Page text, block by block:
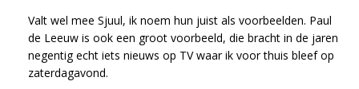
Valt wel mee Sjuul, ik noem hun juist als voorbeelden. Paul
de Leeuw is ook een groot voorbeeld, die bracht in de jaren
negentig echt iets nieuws op TV waar ik voor thuis bleef op
zaterdagavond.